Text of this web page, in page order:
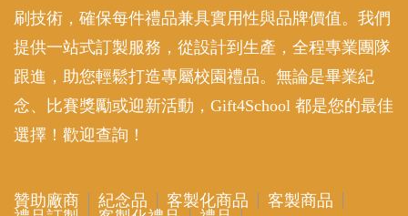
刷技術，確保每件禮品兼具實用性與品牌價值。我們
提供一站式訂製服務，從設計到生產，全程專業團隊
跟進，助您輕鬆打造專屬校園禮品。無論是畢業紀
念、比賽獎勵或迎新活動，Gift4School 都是您的最佳
選擇！歡迎查詢！
贊助廠商 紀念品 客製化商品
客製商品